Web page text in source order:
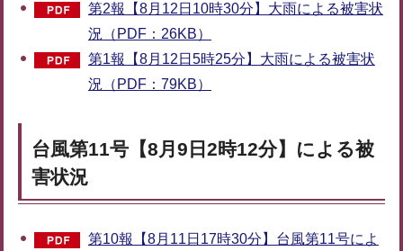
第2報【8月12日10時30分】大雨による被害状
況（PDF：26KB）
第1報【8月12日5時25分】大雨による被害状
況（PDF：79KB）
台風第11号【8月9日2時12分】による被
害状況
第10報【8月11日17時30分】台風第11号によ